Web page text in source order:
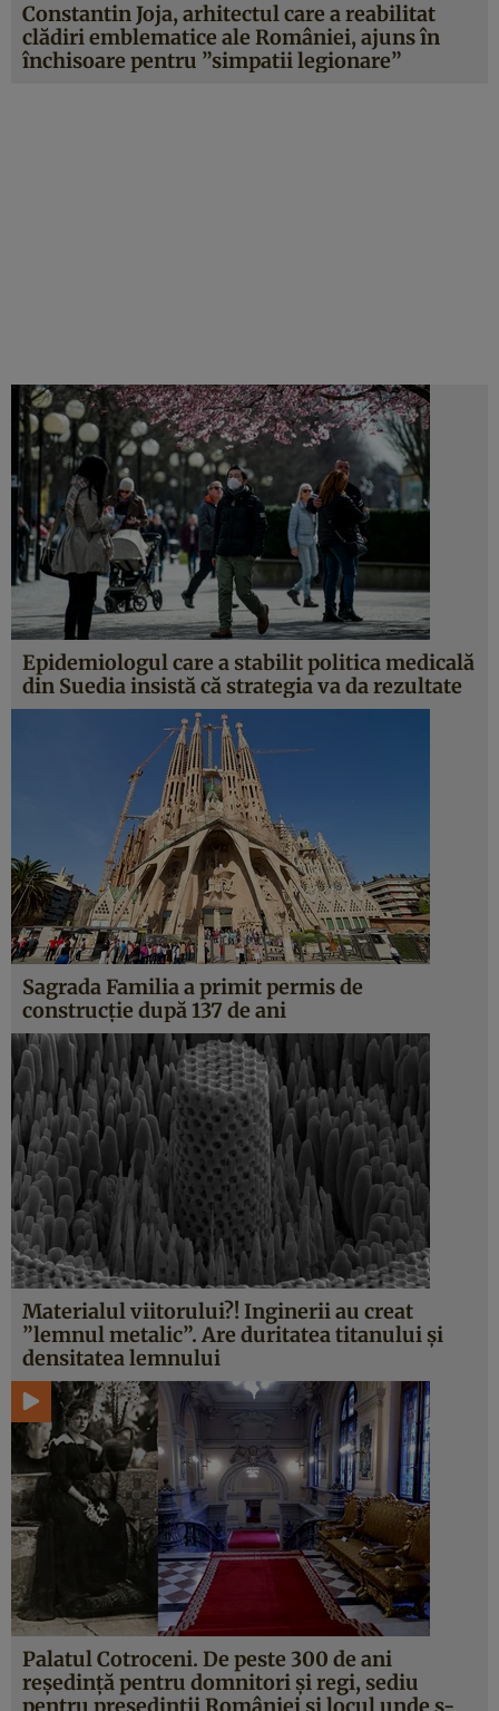
Constantin Joja, arhitectul care a reabilitat
clădiri emblematice ale României, ajuns în
închisoare pentru ”simpatii legionare”
Epidemiologul care a stabilit politica medicală
din Suedia insistă că strategia va da rezultate
Sagrada Familia a primit permis de
construcţie după 137 de ani
Materialul viitorului?! Inginerii au creat
”lemnul metalic”. Are duritatea titanului şi
densitatea lemnului
Palatul Cotroceni. De peste 300 de ani
reşedinţă pentru domnitori şi regi, sediu